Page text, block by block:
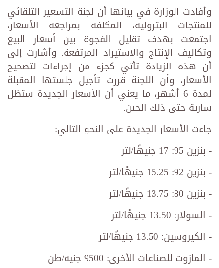
وأفادت الوزارة في بيانها أن لجنة التسعير التلقائي
للمنتجات البترولية، المكلفة بمراجعة الأسعار،
اجتمعت بهدف تقليل الفجوة بين أسعار البيع
وتكاليف الإنتاج والاستيراد المرتفعة. وأشارت إلى
أن هذه الزيادة تأتي كجزء من إجراءات لتصحيح
الأسعار، وأن اللجنة قررت تأجيل جلستها المقبلة
لمدة 6 أشهر، ما يعني أن الأسعار الجديدة ستظل
سارية حتى ذلك الحين.
جاءت الأسعار الجديدة على النحو التالي:
- بنزين 95: 17 جنيهًا/لتر
- بنزين 92: 15.25 جنيهًا/لتر
- بنزين 80: 13.75 جنيهًا/لتر
- السولار: 13.50 جنيهًا/لتر
- الكيروسين: 13.50 جنيهًا/لتر
- المازوت للصناعات الأخرى: 9500 جنيه/طن